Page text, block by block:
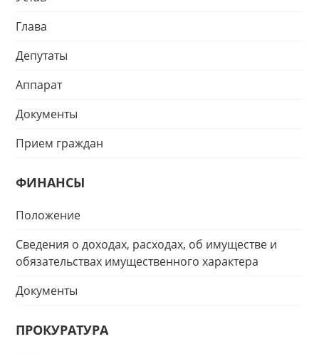
Глава
Депутаты
Аппарат
Документы
Прием граждан
ФИНАНСЫ
Положение
Сведения о доходах, расходах, об имуществе и
обязательствах имущественного характера
Документы
ПРОКУРАТУРА